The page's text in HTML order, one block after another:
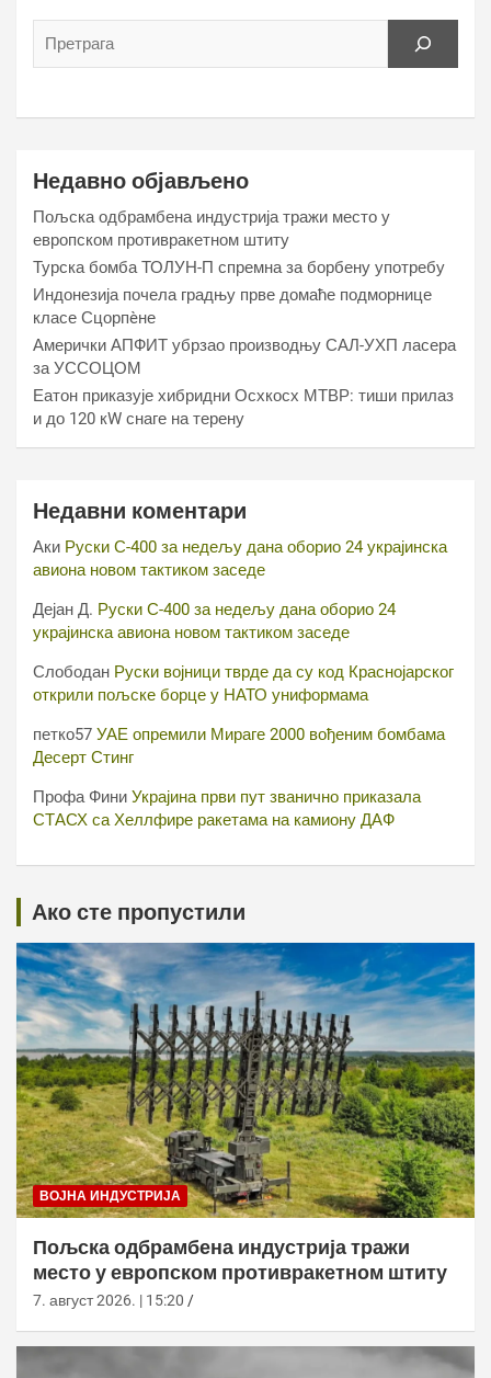
Недавно објављено
Пољска одбрамбена индустрија тражи место у
европском противракетном штиту
Турска бомба ТОЛУН-П спремна за борбену употребу
Индонезија почела градњу прве домаће подморнице
класе Сцорпèне
Амерички АПФИТ убрзао производњу САЛ-УХП ласера
за УССОЦОМ
Еатон приказује хибридни Осхкосх МТВР: тиши прилаз
и до 120 кW снаге на терену
Недавни коментари
Аки Руски С-400 за недељу дана оборио 24 украјинска
авиона новом тактиком заседе
Дејан Д. Руски С-400 за недељу дана оборио 24
украјинска авиона новом тактиком заседе
Слободан Руски војници тврде да су код Краснојарског
открили пољске борце у НАТО униформама
петко57 УАЕ опремили Мираге 2000 вођеним бомбама
Десерт Стинг
Профа Фини Украјина први пут званично приказала
СТАСХ са Хеллфире ракетама на камиону ДАФ
Ако сте пропустили
ВОЈНА ИНДУСТРИЈА
Пољска одбрамбена индустрија тражи
место у европском противракетном штиту
7. август 2026. | 15:20